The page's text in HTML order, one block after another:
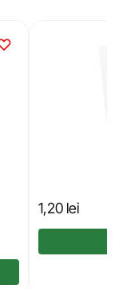
1,20 lei